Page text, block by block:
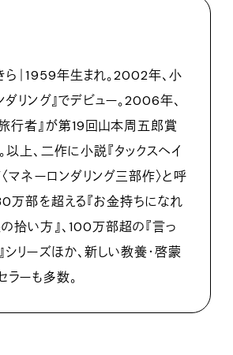
ら｜1959年生まれ。2002年、小
リング』でデビュー。2006年、
行者』が第19回山本周五郎賞
以上、二作に小説『タックスヘイ
〈マネーロンダリング三部作〉と呼
万部を超える『お金持ちになれ
拾い方』、100万部超の『言っ
シリーズほか、新しい教養・啓蒙
ラーも多数。